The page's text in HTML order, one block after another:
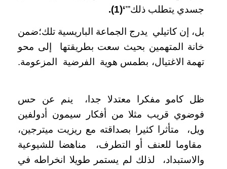
جسدي يتطلب ذلك”’‘(
1
).
بل، إن كاتيلي يدرج الجماعة الباريسية تلك؛ضمن
خانة المتهمين بحيث سعت بطريقتها إلى محو
تهمة الاغتيال، بطمس هوية الفرضية المزعومة.
ظل كامو مفكرا معتدلا جدا، ينم عن حس
فوضوي قريب مثلا من أفكار سيمون أدولفين
ويل، متأثرا كثيرا بصداقته مع ريزيت ميترجين،
مقاوما للعنف أو التطرف، مناهضا للشيوعية
والاستبداد، لذلك لم يستمر طويلا انخراطه في